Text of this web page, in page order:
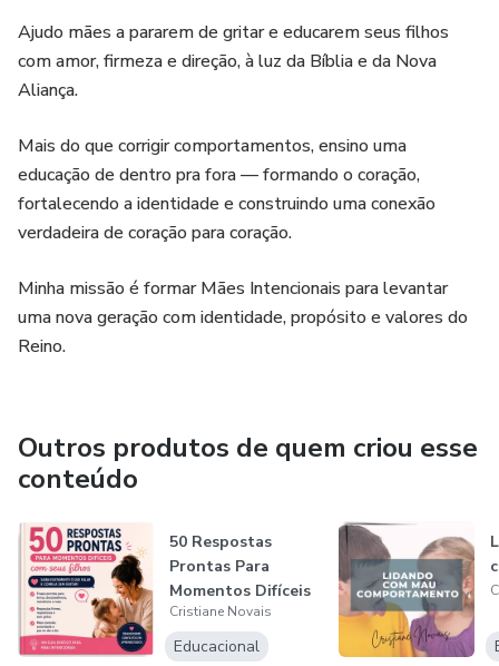
✔ Espaços personalizáveis
✔ Arquivos em PDF prontos para impressão
Uma ferramenta prática para construir uma rotina com mais
Ajudo mães a pararem de gritar e educarem seus filhos
com amor, firmeza e direção, à luz da Bíblia e da Nova
Aliança.
Mais do que corrigir comportamentos, ensino uma
educação de dentro pra fora — formando o coração,
fortalecendo a identidade e construindo uma conexão
verdadeira de coração para coração.
Minha missão é formar Mães Intencionais para levantar
uma nova geração com identidade, propósito e valores do
Reino.
Outros produtos de quem criou esse
conteúdo
50 Respostas
Prontas Para
Momentos Difíceis
com Seus Filhos
Cristiane Novais
Educacional